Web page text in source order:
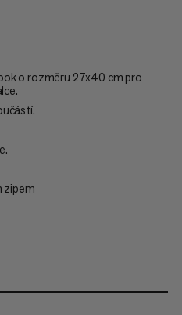
o rozměru 27x40 cm pro
zipem